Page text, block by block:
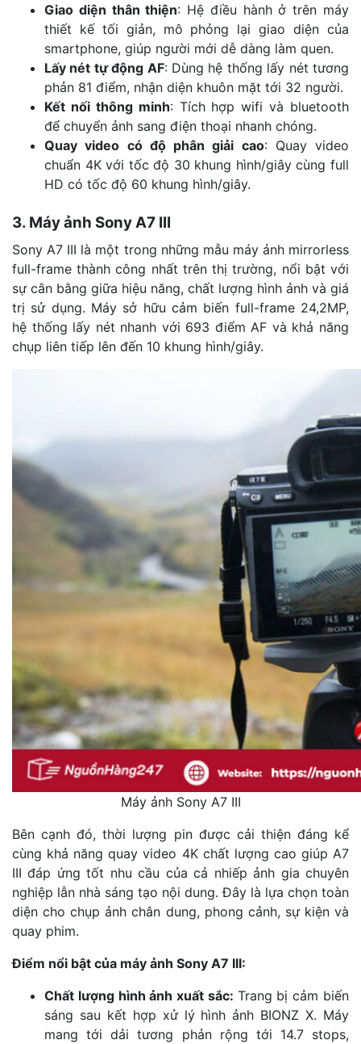
Giao diện thân thiện: Hệ điều hành ở trên máy
thiết kế tối giản, mô phỏng lại giao diện của
smartphone, giúp người mới dễ dàng làm quen.
Lấy nét tự động AF: Dùng hệ thống lấy nét tương
phản 81 điểm, nhận diện khuôn mặt tới 32 người.
Kết nối thông minh: Tích hợp wifi và bluetooth
để chuyển ảnh sang điện thoại nhanh chóng.
Quay video có độ phân giải cao: Quay video
chuẩn 4K với tốc độ 30 khung hình/giây cùng full
HD có tốc độ 60 khung hình/giây.
3. Máy ảnh Sony A7 III
Sony A7 III là một trong những mẫu máy ảnh mirrorless
full-frame thành công nhất trên thị trường, nổi bật với
sự cân bằng giữa hiệu năng, chất lượng hình ảnh và giá
trị sử dụng. Máy sở hữu cảm biến full-frame 24,2MP,
hệ thống lấy nét nhanh với 693 điểm AF và khả năng
chụp liên tiếp lên đến 10 khung hình/giây.
Máy ảnh Sony A7 III
Bên cạnh đó, thời lượng pin được cải thiện đáng kể
cùng khả năng quay video 4K chất lượng cao giúp A7
III đáp ứng tốt nhu cầu của cả nhiếp ảnh gia chuyên
nghiệp lẫn nhà sáng tạo nội dung. Đây là lựa chọn toàn
diện cho chụp ảnh chân dung, phong cảnh, sự kiện và
quay phim.
Điểm nổi bật của máy ảnh Sony A7 III:
Chất lượng hình ảnh xuất sắc: Trang bị cảm biến
sáng sau kết hợp xử lý hình ảnh BIONZ X. Máy
mang tới dải tương phản rộng tới 14.7 stops,